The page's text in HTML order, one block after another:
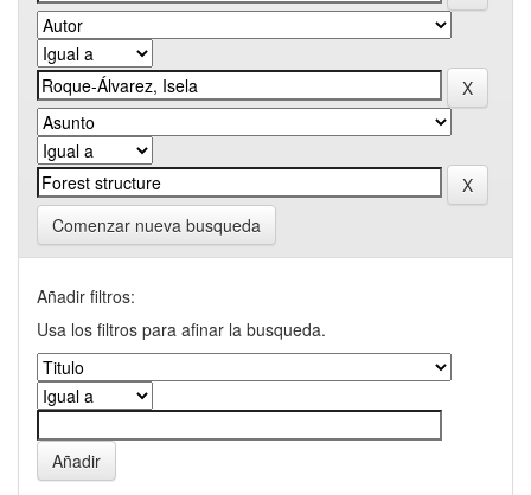
Comenzar nueva busqueda
Añadir filtros:
Usa los filtros para afinar la busqueda.